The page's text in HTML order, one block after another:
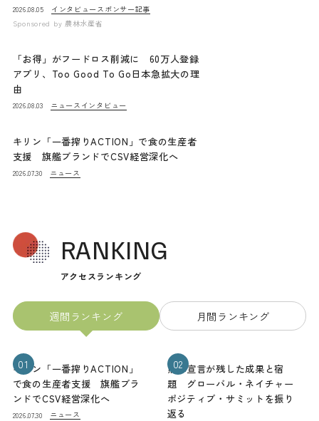
2026.08.05 インタビュー スポンサー記事
Sponsored by 農林水産省
「お得」がフードロス削減に 60万人登録
アプリ、Too Good To Go日本急拡大の理
由
2026.08.03 ニュース インタビュー
キリン「一番搾りACTION」で食の生産者
支援 旗艦ブランドでCSV経営深化へ
2026.07.30 ニュース
RANKING
アクセスランキング
週間ランキング 月間ランキング
01
キリン「一番搾りACTION」
で食の生産者支援 旗艦ブラ
ンドでCSV経営深化へ
2026.07.30 ニュース
02
熊本宣言が残した成果と宿
題 グローバル・ネイチャー
ポジティブ・サミットを振り
返る